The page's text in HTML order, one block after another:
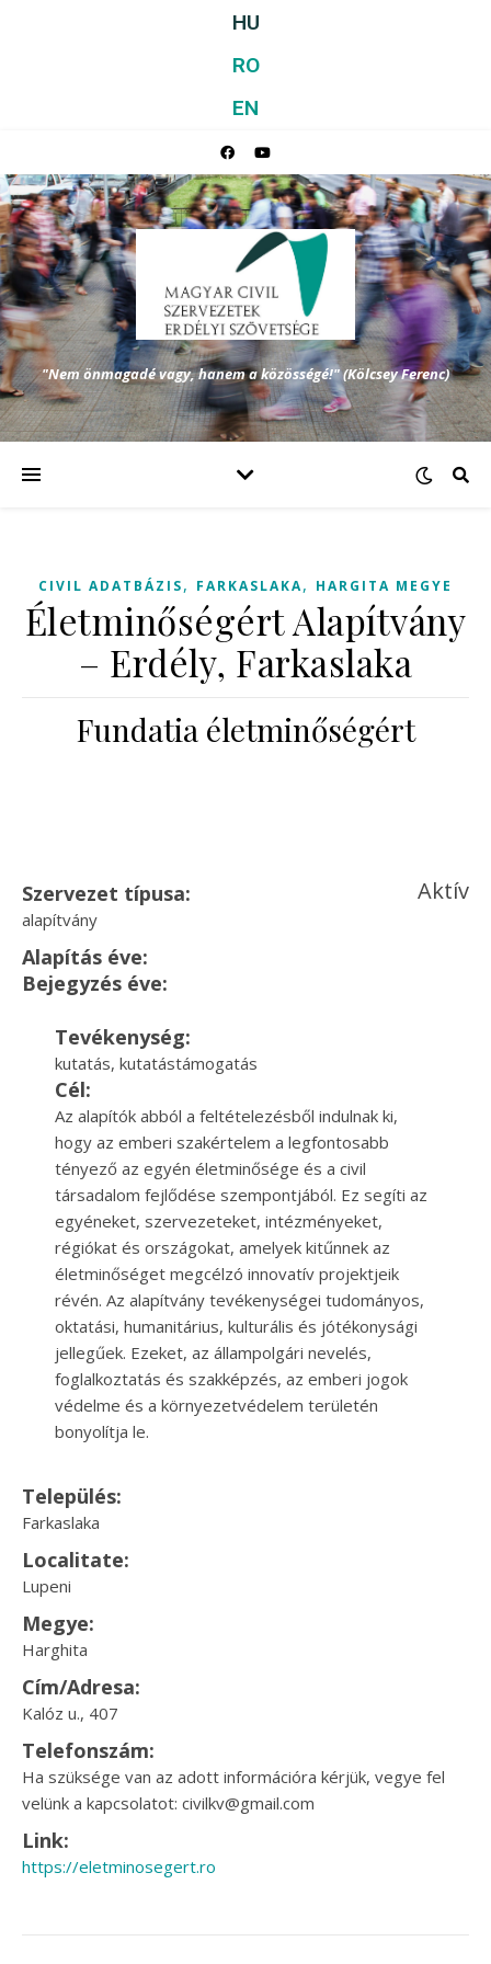
HU
RO
EN
"Nem önmagadé vagy, hanem a közösségé!" (Kölcsey Ferenc)
CIVIL ADATBÁZIS, FARKASLAKA, HARGITA MEGYE
Életminőségért Alapítvány
– Erdély, Farkaslaka
Fundatia életminőségért
Szervezet típusa:
alapítvány
Aktív
Alapítás éve:
Bejegyzés éve:
Tevékenység:
kutatás, kutatástámogatás
Cél:
Az alapítók abból a feltételezésből indulnak ki,
hogy az emberi szakértelem a legfontosabb
tényező az egyén életminősége és a civil
társadalom fejlődése szempontjából. Ez segíti az
egyéneket, szervezeteket, intézményeket,
régiókat és országokat, amelyek kitűnnek az
életminőséget megcélzó innovatív projektjeik
révén. Az alapítvány tevékenységei tudományos,
oktatási, humanitárius, kulturális és jótékonysági
jellegűek. Ezeket, az állampolgári nevelés,
foglalkoztatás és szakképzés, az emberi jogok
védelme és a környezetvédelem területén
bonyolítja le.
Település:
Farkaslaka
Localitate:
Lupeni
Megye:
Harghita
Cím/Adresa:
Kalóz u., 407
Telefonszám:
Ha szüksége van az adott információra kérjük, vegye fel
velünk a kapcsolatot: civilkv@gmail.com
Link:
https://eletminosegert.ro